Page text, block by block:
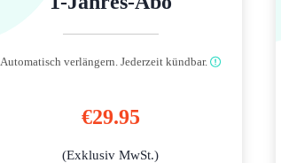
Automatisch verlängern. Jederzeit kündbar.
€29.95
(Exklusiv MwSt.)